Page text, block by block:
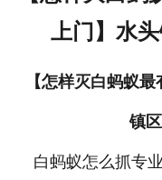
上门】水
【怎样灭白蚂蚁
镇
白蚂蚁怎么抓专业